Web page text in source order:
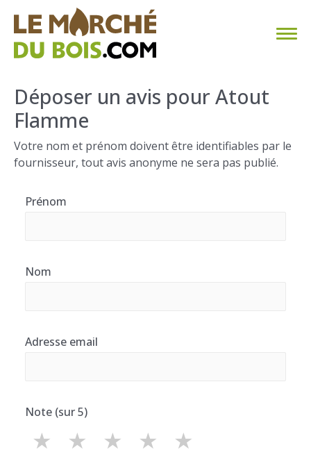
CHAUFFAGE AU BOIS
FAQ
CALCULER SA CONSOMMATION
Déposer un avis pour Atout
Flamme
Votre nom et prénom doivent être identifiables par le
fournisseur, tout avis anonyme ne sera pas publié.
Prénom
Nom
Adresse email
Note (sur 5)
★
★
★
★
★